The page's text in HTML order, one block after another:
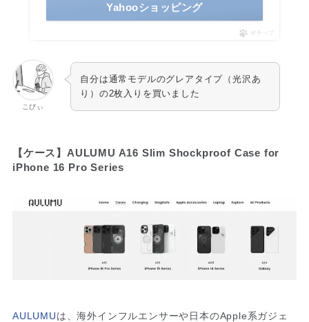
Yahooショッピング
ポチップ
こびぃ
自分は通常モデルのグレアタイプ（光沢あ
り）の2枚入りを買いました
【ケース】AULUMU A16 Slim Shockproof Case for
iPhone 16 Pro Series
AULUMUは、海外インフルエンサーや日本のApple系ガジェ